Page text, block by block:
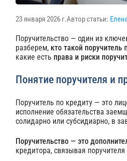
23 января 2026 г.Автор статьи:
Поручительство — один из
разберем, кто такой поручитель
какие есть права и риски
Понятие поручителя и
Поручитель по кредиту — это
исполнение обязательства
солидарно или субсидиарно, в
Поручительство — это
кредитора, связывая